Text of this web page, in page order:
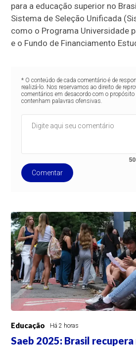
para a educação superior no
Sistema de Seleção Unificada
como o Programa Universidade
e o Fundo de Financiamento
* O conteúdo de cada comentário é de
realizá-lo. Nos reservamos ao direito de
comentários em desacordo com o propósito
contenham palavras ofensivas.
Comentar
Educação Há 2 horas
Saeb 2025: Brasil